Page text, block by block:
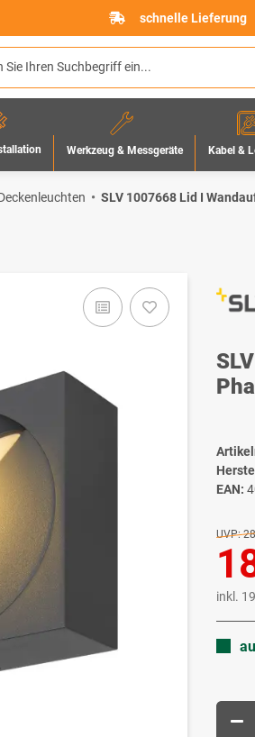
schnelle Lieferung
Werkzeug & Messgeräte Kabel &
SLV 1007668 Lid I
EAN:
UVP:
inkl.